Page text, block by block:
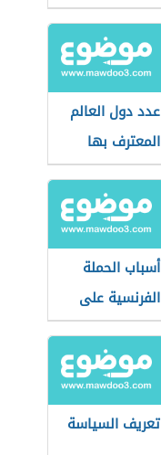
عدد دول العالم
المعترف بها
أسباب الحملة
الفرنسية على
مصر
تعريف السياسة